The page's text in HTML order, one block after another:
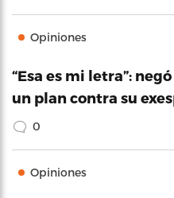
Opiniones
“Esa es mi letra”:
un plan contra su
0
Opiniones